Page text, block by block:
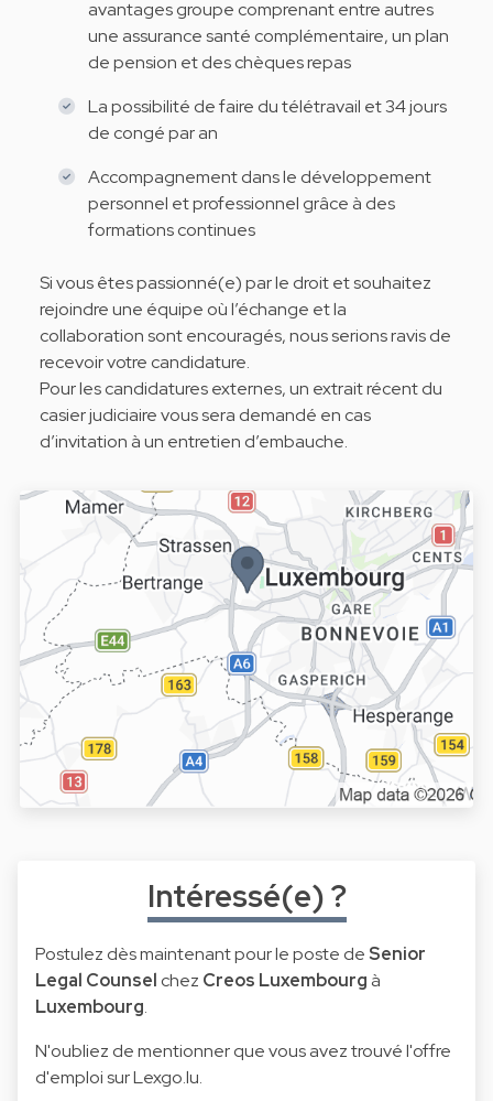
avantages groupe comprenant entre autres
une assurance santé complémentaire, un plan
de pension et des chèques repas
La possibilité de faire du télétravail et 34 jours
de congé par an
Accompagnement dans le développement
personnel et professionnel grâce à des
formations continues
Si vous êtes passionné(e) par le droit et souhaitez
rejoindre une équipe où l’échange et la
collaboration sont encouragés, nous serions ravis de
recevoir votre candidature.
Pour les candidatures externes, un extrait récent du
casier judiciaire vous sera demandé en cas
d’invitation à un entretien d’embauche.
Intéressé(e) ?
Postulez dès maintenant pour le poste deSenior
Legal Counsel chez Creos Luxembourg à
Luxembourg.
N'oubliez de mentionner que vous avez trouvé l'offre
d'emploi sur Lexgo.lu.